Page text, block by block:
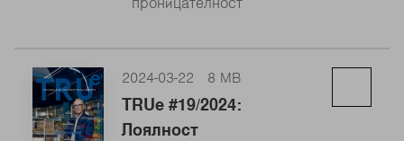
2024-03-22 8 MB
TRUe #19/2024:
Лоялност